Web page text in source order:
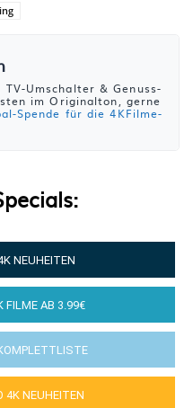
TV-Umschalter & Genuss-
im Originalton, gerne
Spende für die 4KFilme-
NEUHEITEN
FILME AB 3.99€
4K NEUHEITEN